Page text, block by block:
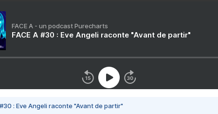
FACE A - un podcast Purecharts
FACE A #30 : Eve Angeli raconte "Avant de partir"
#30 : Eve Angeli raconte "Avant de partir"